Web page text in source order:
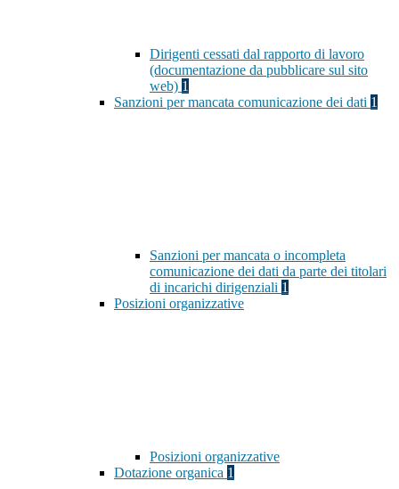
Dirigenti cessati dal rapporto di lavoro
(documentazione da pubblicare sul sito
web) 1
Sanzioni per mancata comunicazione dei dati 1
Sanzioni per mancata o incompleta
comunicazione dei dati da parte dei titolari
di incarichi dirigenziali 1
Posizioni organizzative
Posizioni organizzative
Dotazione organica 1